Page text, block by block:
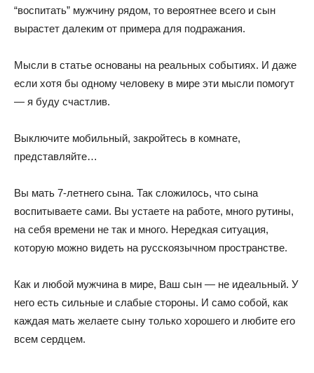
“воспитать” мужчину рядом, то вероятнее всего и сын
вырастет далеким от примера для подражания.
Мысли в статье основаны на реальных событиях. И даже
если хотя бы одному человеку в мире эти мысли помогут
— я буду счастлив.
Выключите мобильный, закройтесь в комнате,
представляйте…
Вы мать 7-летнего сына. Так сложилось, что сына
воспитываете сами. Вы устаете на работе, много рутины,
на себя времени не так и много. Нередкая ситуация,
которую можно видеть на русскоязычном пространстве.
Как и любой мужчина в мире, Ваш сын — не идеальный. У
него есть сильные и слабые стороны. И само собой, как
каждая мать желаете сыну только хорошего и любите его
всем сердцем.